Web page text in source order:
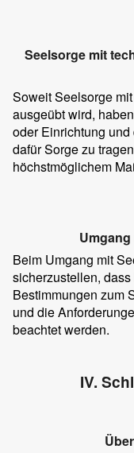
Seelsorge mit
Soweit Seelsorge
ausgeübt wird,
oder Einrichtung
dafür Sorge zu
höchstmöglichem
Beim Umgang mit
sicherzustellen,
Bestimmungen zum
und die
beachtet werden.
IV.